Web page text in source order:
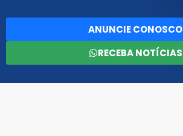
ANUNCIE CONOSCO
RECEBA NOTÍCIAS